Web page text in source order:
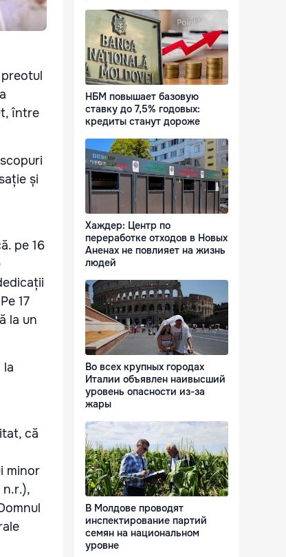
între
și
pe 16
17
la un
la
că
minor
НБМ повышает базовую
ставку до 7,5% годовых:
кредиты станут дороже
Хаждер: Центр по
переработке отходов в Новых
Аненах не повлияет на жизнь
людей
Во всех крупных городах
Италии объявлен наивысший
уровень опасности из-за
жары
В Молдове проводят
инспектирование партий
семян на национальном
уровне